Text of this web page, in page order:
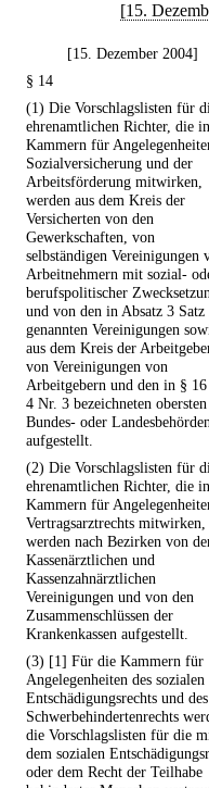
[15.
[15. Dezember 2004]
§ 14
(1) Die Vorschlagslisten für
ehrenamtlichen Richter, die
Kammern für
Sozialversicherung und der
Arbeitsförderung mitwirken,
werden aus dem Kreis der
Versicherten von den
Gewerkschaften, von
selbständigen Vereinigungen
Arbeitnehmern mit sozial-
berufspolitischer
und von den in Absatz 3 Satz
genannten Vereinigungen
aus dem Kreis der
von Vereinigungen von
Arbeitgebern und den in § 16
4 Nr. 3 bezeichneten obersten
Bundes- oder
aufgestellt.
(2) Die Vorschlagslisten für
ehrenamtlichen Richter, die
Kammern für
Vertragsarztrechts mitwirken,
werden nach Bezirken von
Kassenärztlichen und
Kassenzahnärztlichen
Vereinigungen und von den
Zusammenschlüssen der
Krankenkassen aufgestellt.
(3) [1] Für die Kammern für
Angelegenheiten des sozialen
Entschädigungsrechts und des
Schwerbehindertenrechts
die Vorschlagslisten für die
dem sozialen
oder dem Recht der Teilhabe